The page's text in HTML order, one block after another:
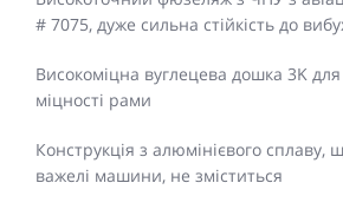
# 7075, дуже сильна стійкість до
Високоміцна вуглецева дошка 3K
міцності рами
Конструкція з алюмінієвого сплаву,
важелі машини, не зміститься